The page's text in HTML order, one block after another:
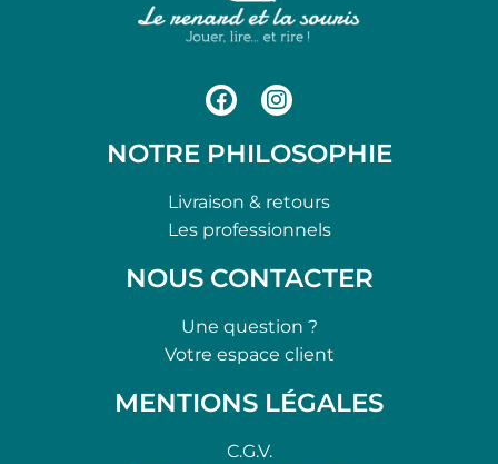
NOTRE PHILOSOPHIE
Livraison & retours
Les professionnels
NOUS CONTACTER
Une question ?
Votre espace client
MENTIONS LÉGALES
C.G.V.